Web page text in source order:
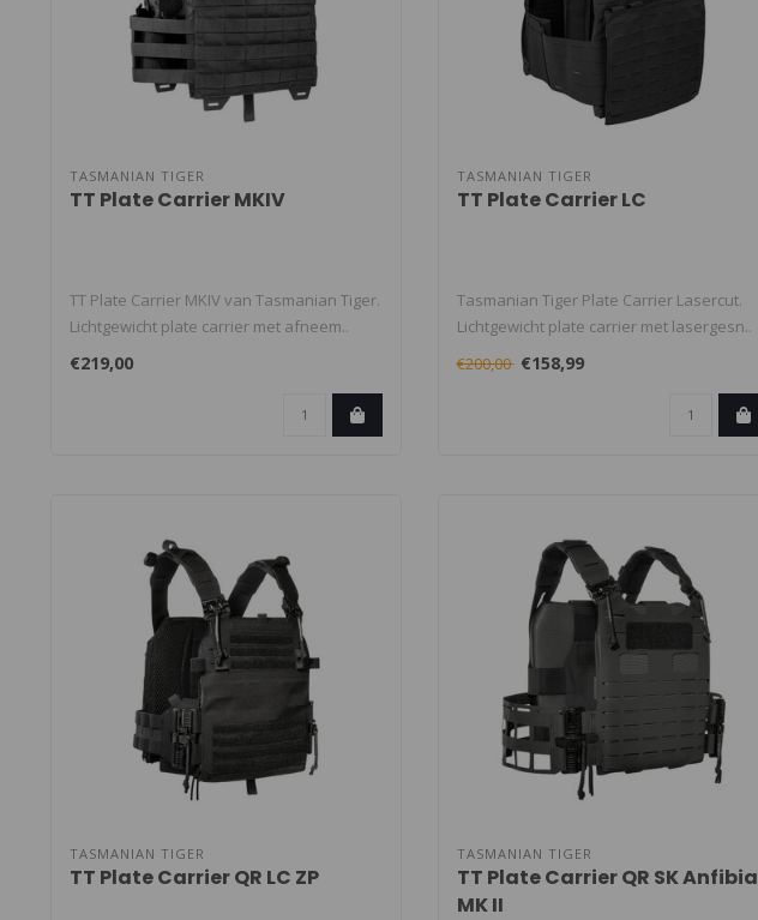
TASMANIAN TIGER
TT Plate Carrier MKIV
TT Plate Carrier MKIV van Tasmanian Tiger.
Lichtgewicht plate carrier met afneem..
€219,00
TASMANIAN TIGER
TT Plate Carrier LC
Tasmanian Tiger Plate Carrier Lasercut.
Lichtgewicht plate carrier met lasergesn..
€200,00 €158,99
TASMANIAN TIGER
TT Plate Carrier QR LC ZP
TASMANIAN TIGER
TT Plate Carrier QR SK Anfibia
MK II